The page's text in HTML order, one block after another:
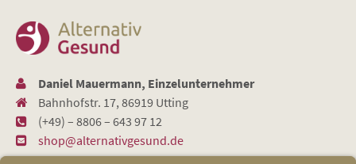
Daniel Mauermann, Einzelunternehmer
Bahnhofstr. 17, 86919 Utting
(+49) – 8806 – 643 97 12
shop@alternativgesund.de